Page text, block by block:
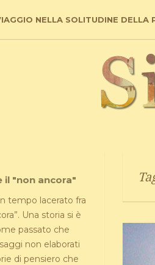
NELLA SOLITUDINE DELLA
il "non ancora"
tempo lacerato fra
Una storia si è
passato che
non elaborati
di pensiero che